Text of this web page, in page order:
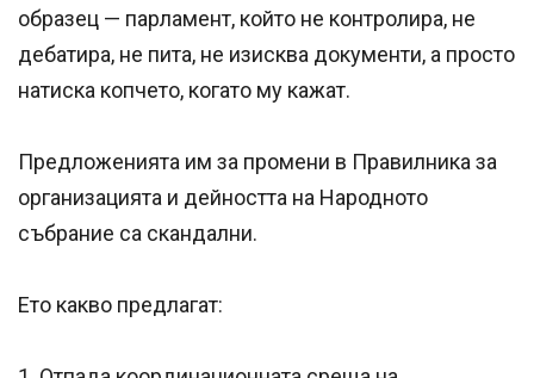
образец — парламент, който не контролира, не
дебатира, не пита, не изисква документи, а просто
натиска копчето, когато му кажат.
Предложенията им за промени в Правилника за
организацията и дейността на Народното
събрание са скандални.
Ето какво предлагат: